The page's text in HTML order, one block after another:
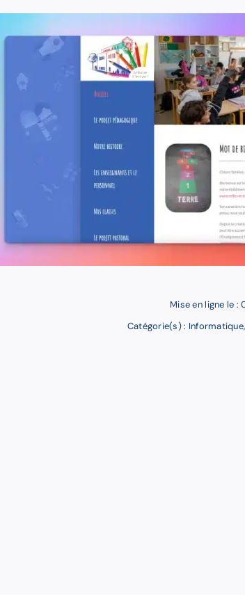
Mise en ligne le :
Catégorie(s) : Informatique,